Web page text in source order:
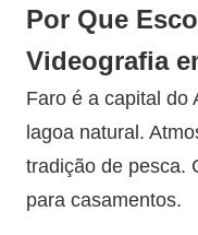
Por Que
Videografia
Faro é a capital do
lagoa natural.
tradição de pesca.
para casamentos.